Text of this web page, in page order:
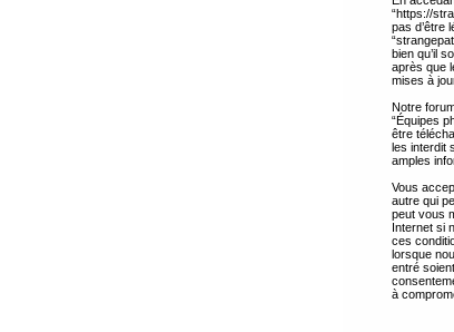
“https://
pas d’être
bien qu’il
après que
mises à
Notre
“Équipes
être
les interdit
amples
Vous
autre qui
peut vous
Internet si
ces
lorsque
entré
à